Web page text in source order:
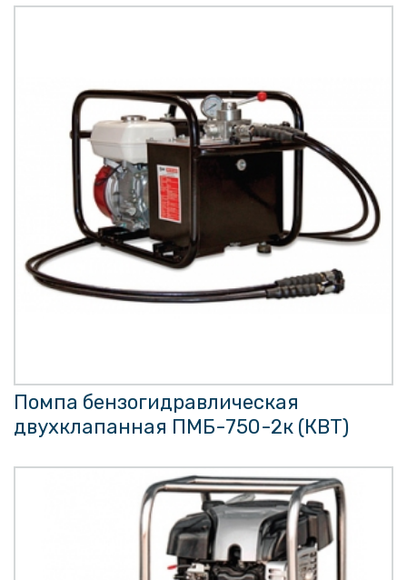
Помпа бензогидравлическая
двухклапанная ПМБ-750-2к (КВТ)